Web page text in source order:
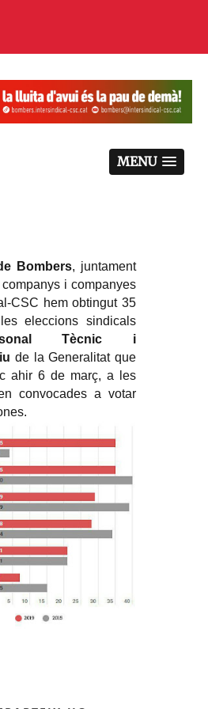
MENU
Bombers, juntament
i companyes
CSC hem obtingut 35
eleccions sindicals
Tècnic i
de la Generalitat que
ahir 6 de març, a les
convocades a votar